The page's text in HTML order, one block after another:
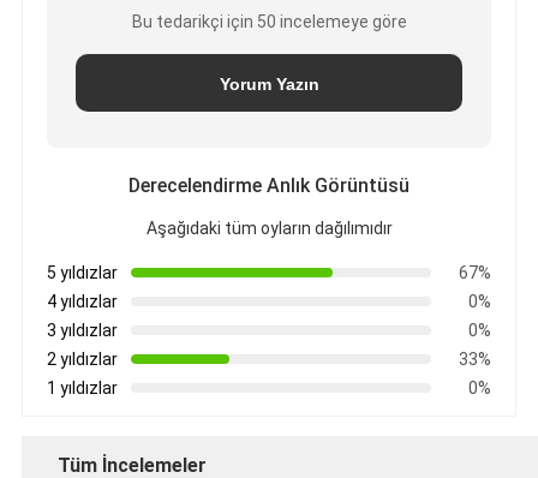
Bu tedarikçi için 50 incelemeye göre
Yorum Yazın
Derecelendirme Anlık Görüntüsü
Aşağıdaki tüm oyların dağılımıdır
5 yıldızlar
67%
4 yıldızlar
0%
3 yıldızlar
0%
2 yıldızlar
33%
1 yıldızlar
0%
Tüm İncelemeler